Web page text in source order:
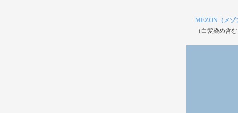
MEZON（メゾ
（白髪染め含